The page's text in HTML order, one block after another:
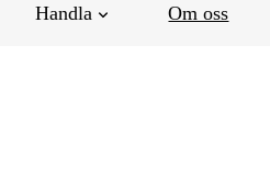
Handla Om oss